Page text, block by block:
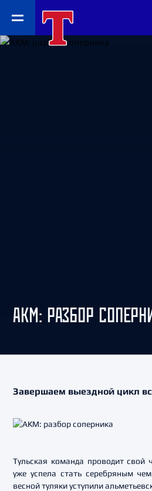
АКМ: РАЗБОР
Завершаем выездной цикл
Тульская команда проводит свой
уже успела стать серебряным
весной туляки уступили